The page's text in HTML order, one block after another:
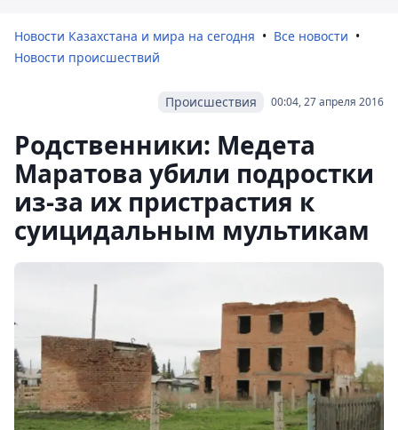
Новости Казахстана и мира на сегодня
Все новости
Новости происшествий
00:04, 27 апреля 2016
Происшествия
Родственники: Медета
Маратова убили подростки
из-за их пристрастия к
суицидальным мультикам